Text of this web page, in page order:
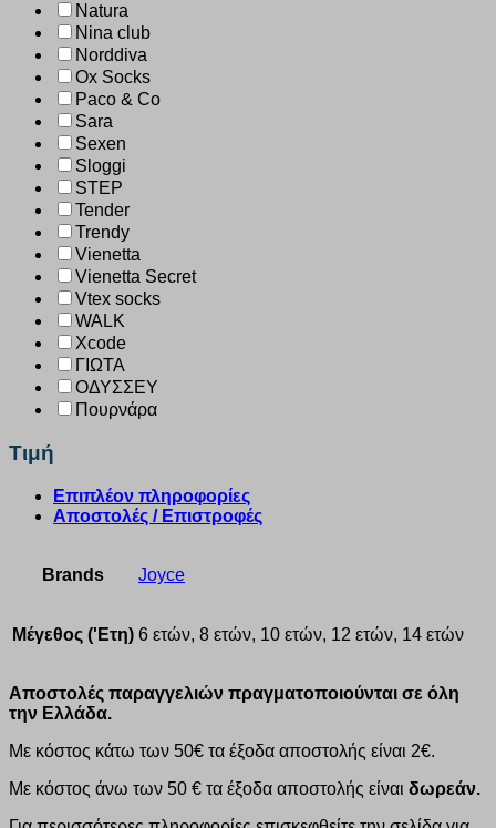
Natura
Nina club
Norddiva
Ox Socks
Paco & Co
Sara
Sexen
Sloggi
STEP
Tender
Trendy
Vienetta
Vienetta Secret
Vtex socks
WALK
Xcode
ΓΙΩΤΑ
ΟΔΥΣΣΕΥ
Πουρνάρα
Τιμή
Επιπλέον πληροφορίες
Αποστολές / Επιστροφές
Brands Joyce
Μέγεθος ('Ετη) 6 ετών, 8 ετών, 10 ετών, 12 ετών, 14 ετών
Αποστολές παραγγελιών πραγματοποιούνται σε όλη
την Ελλάδα.
Με κόστος κάτω των 50€ τα έξοδα αποστολής είναι 2€.
Με κόστος άνω των 50 € τα έξοδα αποστολής είναι δωρεάν.